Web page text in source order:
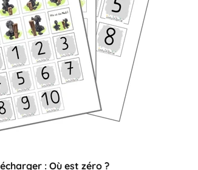
: Où est zéro ?